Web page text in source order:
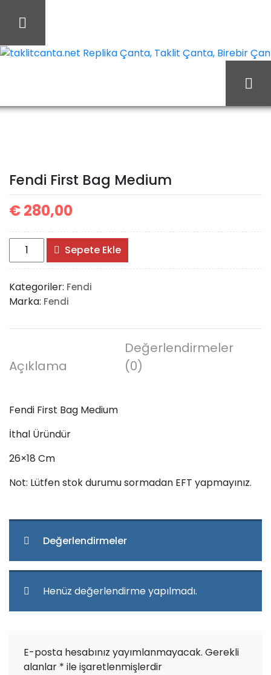
Fendi First Bag
Fendi First Bag Medium
€280,00
Fendi
First
Bag
Medium
adet
Sepete Ekle
Kategoriler: Fendi
Marka: Fendi
Açıklama
Değerlendirmeler
(0)
Fendi First Bag Medium
İthal Üründür
26×18 Cm
Not: Lütfen stok durumu sormadan EFT yapmayınız.
Değerlendirmeler
Henüz değerlendirme yapılmadı.
E-posta hesabınız yayımlanmayacak. Gerekli
alanlar * ile işaretlenmişlerdir